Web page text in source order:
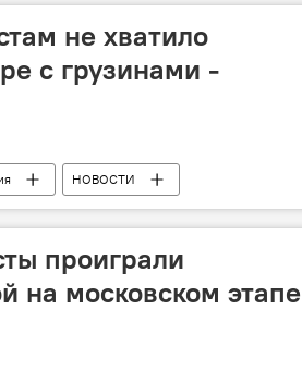
не хватило
с грузинами -
НОВОСТИ
проиграли
на московском этапе